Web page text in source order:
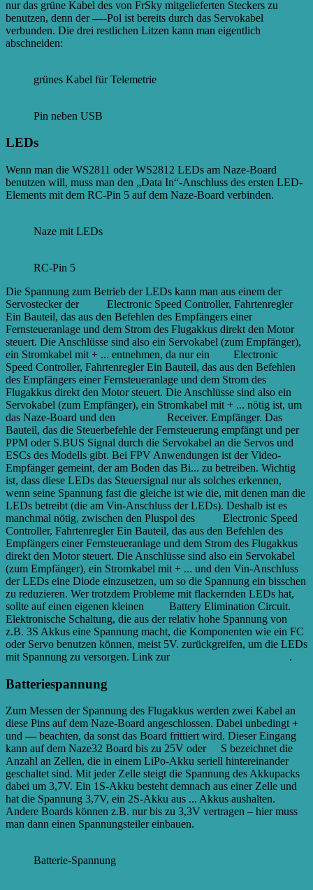
nur das grüne Kabel des von FrSky mitgelieferten Steckers zu
benutzen, denn der—-Pol ist bereits durch das Servokabel
verbunden. Die drei restlichen Litzen kann man eigentlich
abschneiden:
grünes Kabel für Telemetrie
Pin neben USB
LEDs
Wenn man die WS2811 oder WS2812 LEDs am Naze-Board
benutzen will, muss man den „Data In“-Anschluss des ersten LED-
Elements mit dem RC-Pin 5 auf dem Naze-Board verbinden.
Naze mit LEDs
RC-Pin 5
Die Spannung zum Betrieb der LEDs kann man aus einem der
Servostecker der
Electronic Speed Controller, Fahrtenregler
Ein Bauteil, das aus den Befehlen des Empfängers einer
Fernsteueranlage und dem Strom des Flugakkus direkt den Motor
steuert. Die Anschlüsse sind also ein Servokabel (zum Empfänger),
ein Stromkabel mit + ... entnehmen, da nur ein
Electronic
Speed Controller, Fahrtenregler Ein Bauteil, das aus den Befehlen
des Empfängers einer Fernsteueranlage und dem Strom des
Flugakkus direkt den Motor steuert. Die Anschlüsse sind also ein
Servokabel (zum Empfänger), ein Stromkabel mit + ... nötig ist, um
das Naze-Board und den
Receiver. Empfänger. Das
Bauteil, das die Steuerbefehle der Fernsteuerung empfängt und per
PPM oder S.BUS Signal durch die Servokabel an die Servos und
ESCs des Modells gibt. Bei FPV Anwendungen ist der Video-
Empfänger gemeint, der am Boden das Bi... zu betreiben. Wichtig
ist, dass diese LEDs das Steuersignal nur als solches erkennen,
wenn seine Spannung fast die gleiche ist wie die, mit denen man die
LEDs betreibt (die am Vin-Anschluss der LEDs). Deshalb ist es
manchmal nötig, zwischen den Pluspol des
Electronic Speed
Controller, Fahrtenregler Ein Bauteil, das aus den Befehlen des
Empfängers einer Fernsteueranlage und dem Strom des Flugakkus
direkt den Motor steuert. Die Anschlüsse sind also ein Servokabel
(zum Empfänger), ein Stromkabel mit + ... und den Vin-Anschluss
der LEDs eine Diode einzusetzen, um so die Spannung ein bisschen
zu reduzieren. Wer trotzdem Probleme mit flackernden LEDs hat,
sollte auf einen eigenen kleinen
Battery Elimination Circuit.
Elektronische Schaltung, die aus der relativ hohe Spannung von
z.B. 3S Akkus eine Spannung macht, die Komponenten wie ein FC
oder Servo benutzen können, meist 5V. zurückgreifen, um die LEDs
mit Spannung zu versorgen. Link zur
.
Batteriespannung
Zum Messen der Spannung des Flugakkus werden zwei Kabel an
diese Pins auf dem Naze-Board angeschlossen. Dabei unbedingt+
und — beachten, da sonst das Board frittiert wird. Dieser Eingang
kann auf dem Naze32 Board bis zu 25V oder
S bezeichnet die
Anzahl an Zellen, die in einem LiPo-Akku seriell hintereinander
geschaltet sind. Mit jeder Zelle steigt die Spannung des Akkupacks
dabei um 3,7V. Ein 1S-Akku besteht demnach aus einer Zelle und
hat die Spannung 3,7V, ein 2S-Akku aus ... Akkus aushalten.
Andere Boards können z.B. nur bis zu 3,3V vertragen – hier muss
man dann einen Spannungsteiler einbauen.
Batterie-Spannung